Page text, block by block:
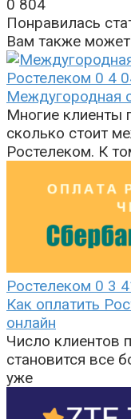
0 804
Понравилась
Вам также
Ростелеком 0 4
Междугородная
Многие клиенты
сколько стоит
Ростелеком. К
Ростелеком 0 3
Как оплатить
онлайн
Число клиентов
становится все
уже